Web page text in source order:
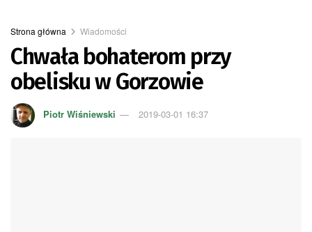
Strona główna Wiadomości
Chwała bohaterom przy
obelisku w Gorzowie
Piotr Wiśniewski 2019-03-01 16:37